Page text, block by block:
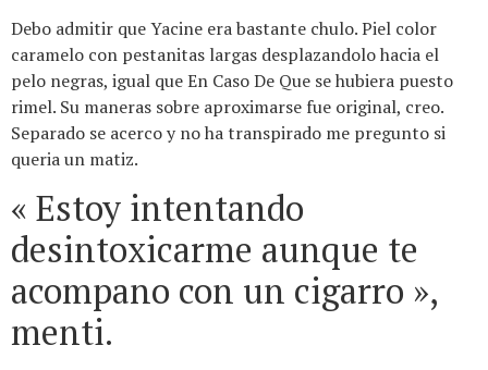
Debo admitir que Yacine era bastante chulo. Piel color
caramelo con pestanitas largas desplazandolo hacia el
pelo negras, igual que En Caso De Que se hubiera puesto
rimel. Su maneras sobre aproximarse fue original, creo.
Separado se acerco y no ha transpirado me pregunto si
queria un matiz.
« Estoy intentando
desintoxicarme aunque te
acompano con un cigarro »,
menti.